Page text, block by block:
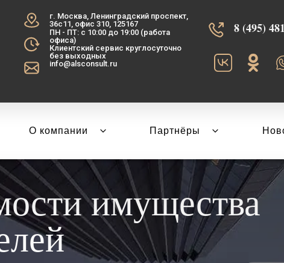
г. Москва, Ленинградский проспект,
36с11, офис 310, 125167
ПН - ПТ: с 10:00 до 19:00 (работа
офиса)
Клиентский сервис круглосуточно
без выходных
info@alsconsult.ru
8 (495)
О компании Партнёры
имущества